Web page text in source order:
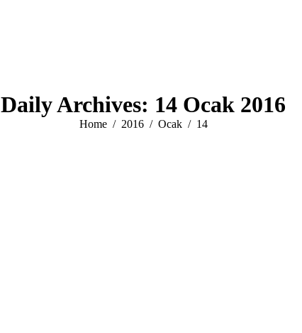
Daily Archives: 14 Ocak 2016
You are here:
Home 2016 Ocak 14